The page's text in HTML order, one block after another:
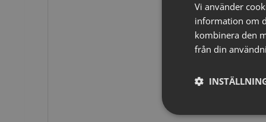
Vi använder
information om
kombinera den
från din